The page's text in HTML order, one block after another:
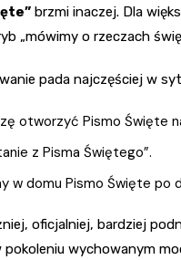
brzmi inaczej. Dla
„mówimy o rzeczach
pada najczęściej w
otworzyć Pismo Święte
z Pisma Świętego”.
w domu Pismo Święte po
oficjalniej, bardziej
pokoleniu wychowanym